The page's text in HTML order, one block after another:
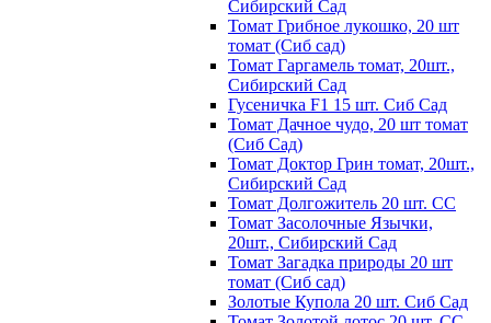
Сибирский Сад
Томат Грибное лукошко, 20 шт
томат (Сиб сад)
Томат Гаргамель томат, 20шт.,
Сибирский Сад
Гусеничка F1 15 шт. Сиб Сад
Томат Дачное чудо, 20 шт томат
(Сиб Сад)
Томат Доктор Грин томат, 20шт.,
Сибирский Сад
Томат Долгожитель 20 шт. СС
Томат Засолочные Язычки,
20шт., Сибирский Сад
Томат Загадка природы 20 шт
томат (Сиб сад)
Золотые Купола 20 шт. Сиб Сад